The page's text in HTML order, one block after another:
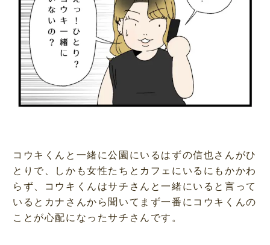
コウキくんと一緒に公園にいるはずの信也さんがひ
とりで、しかも女性たちとカフェにいるにもかかわ
らず、コウキくんはサチさんと一緒にいると言って
いるとカナさんから聞いてまず一番にコウキくんの
ことが心配になったサチさんです。